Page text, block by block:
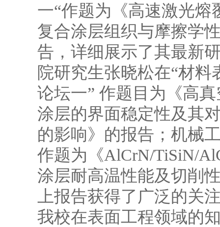
一“作题为《高速激光熔
复合涂层组织与摩擦学
告，详细展示了其最新
院研究生张晓松在“材
论坛一” 作题目为《高
涂层的界面稳定性及其
的影响》的报告；机械
作题为《AlCrN/TiSiN/
涂层耐高温性能及切削
上报告获得了广泛的关
我校在表面工程领域的